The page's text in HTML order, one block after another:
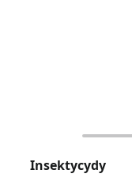
Insektycydy